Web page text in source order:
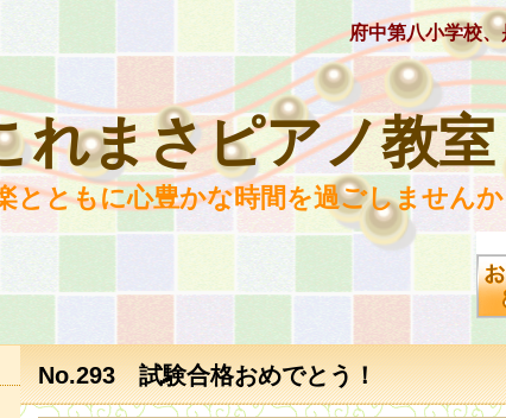
府中第八小学校
れまさピアノ教室
とともに心豊かな時間を過ごしません
No.293 試験合格おめでとう！